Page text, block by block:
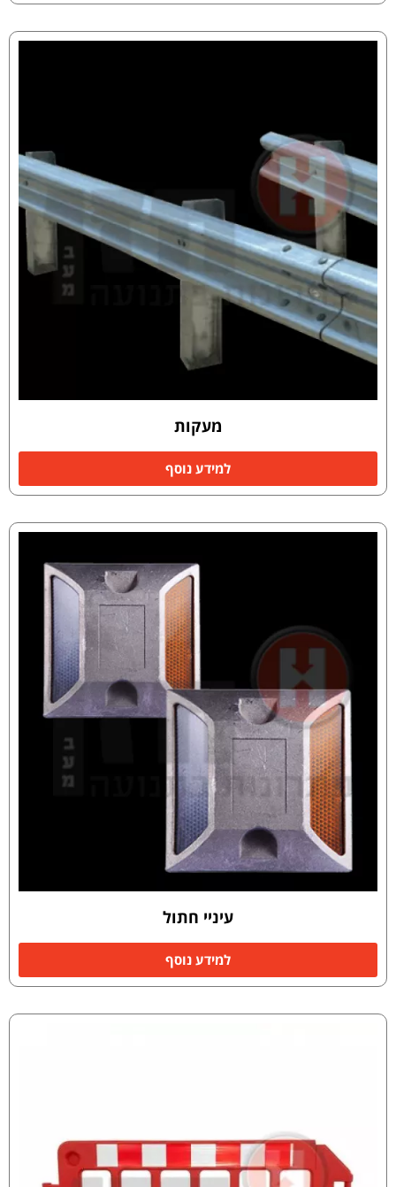
למידע נוסף
עיניי חתול
למידע נוסף